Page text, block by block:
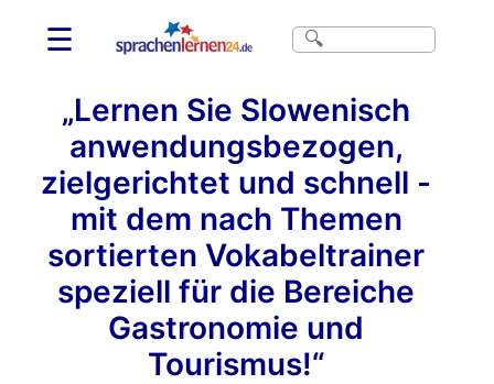
☰
„Lernen Sie Slowenisch
anwendungsbezogen,
zielgerichtet und schnell -
mit dem nach Themen
sortierten Vokabeltrainer
speziell für die Bereiche
Gastronomie und
Tourismus!“